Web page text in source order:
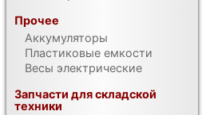
Прочее
Аккумуляторы
Пластиковые емкости
Весы электрические
Запчасти для складской
техники